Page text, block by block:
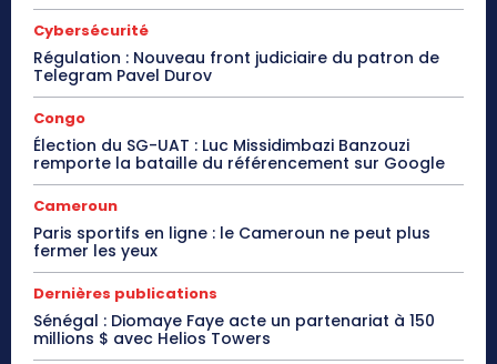
Cybersécurité
Régulation : Nouveau front judiciaire du patron de
Telegram Pavel Durov
Congo
Élection du SG-UAT : Luc Missidimbazi Banzouzi
remporte la bataille du référencement sur Google
Cameroun
Paris sportifs en ligne : le Cameroun ne peut plus
fermer les yeux
Dernières publications
Sénégal : Diomaye Faye acte un partenariat à 150
millions $ avec Helios Towers